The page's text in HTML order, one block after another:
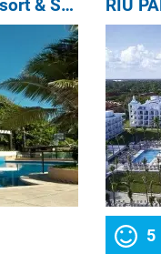
The Reef Playacar Resort & Spa RIU
5